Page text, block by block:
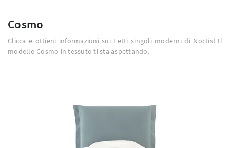
Cosmo
Clicca e ottieni informazioni sui Letti singoli moderni di Noctis! Il
modello Cosmo in tessuto ti sta aspettando.